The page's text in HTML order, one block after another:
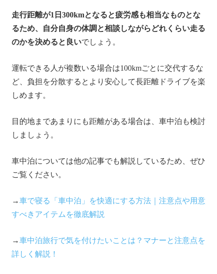
走行距離が1日300kmとなると疲労感も相当なものとな
るため、自分自身の体調と相談しながらどれくらい走る
のかを決めると良いでしょう。
運転できる人が複数いる場合は100kmごとに交代するな
ど、負担を分散するとより安心して長距離ドライブを楽
しめます。
目的地まであまりにも距離がある場合は、車中泊も検討
しましょう。
車中泊については他の記事でも解説しているため、ぜひ
ご覧ください。
→車で寝る「車中泊」を快適にする方法｜注意点や用意
すべきアイテムを徹底解説
→車中泊旅行で気を付けたいことは？マナーと注意点を
詳しく解説！